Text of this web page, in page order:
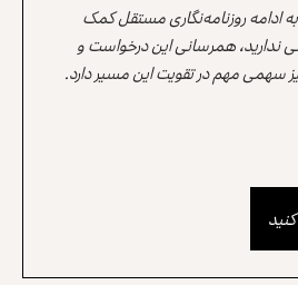
ادامه روزنامه‌نگاری مستقل کمک
ندارید، همرسانی این درخواست و
سهمی مهم در تقویت این مسیر دارد.